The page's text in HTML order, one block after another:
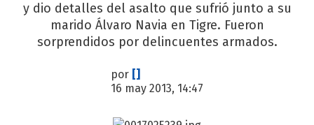
y dio detalles del asalto que sufrió junto a su
marido Álvaro Navia en Tigre. Fueron
sorprendidos por delincuentes armados.
por []
16 may 2013, 14:47